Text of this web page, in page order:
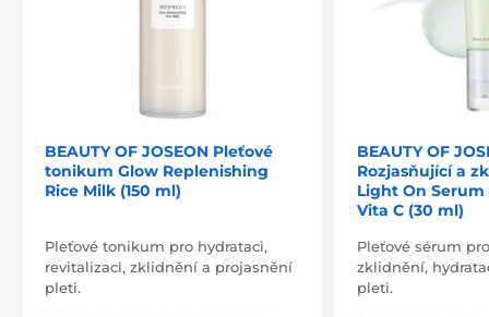
BEAUTY OF JOSEON Pleťové
tonikum Glow Replenishing
Rice Milk (150 ml)
Pleťové tonikum pro hydrataci,
revitalizaci, zklidnění a projasnění
pleti.
BEAUTY OF
Rozjasňující a
Light On Serum
Vita C (30 ml)
Pleťové sérum
zklidnění,
pleti.